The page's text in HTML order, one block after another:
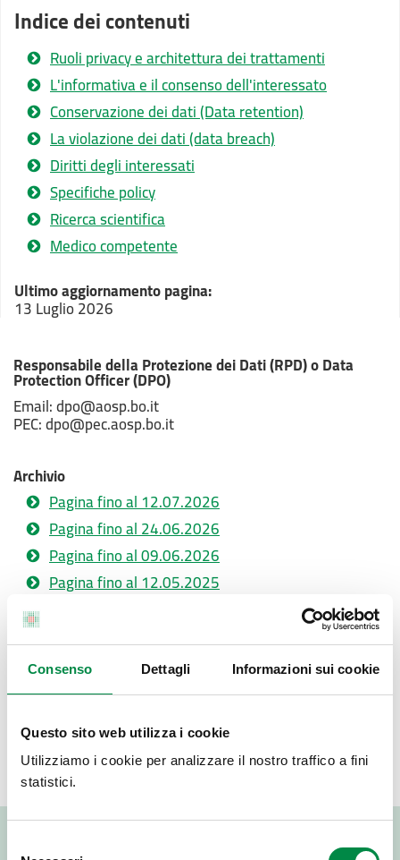
Consenso Dettagli Informazioni sui cookie
Questo sito web utilizza i cookie
Utilizziamo i cookie per analizzare il nostro traffico a fini
statistici.
Indice dei contenuti
Ruoli privacy e architettura dei trattamenti
L'informativa e il consenso dell'interessato
Conservazione dei dati (Data retention)
La violazione dei dati (data breach)
Diritti degli interessati
Specifiche policy
Ricerca scientifica
Medico competente
Ultimo aggiornamento pagina:
13 Luglio 2026
Responsabile della Protezione dei Dati (RPD) o Data
Protection Officer (DPO)
Email: dpo@aosp.bo.it
PEC: dpo@pec.aosp.bo.it
Archivio
Pagina fino al 12.07.2026
Pagina fino al 24.06.2026
Pagina fino al 09.06.2026
Pagina fino al 12.05.2025
Pagina fino al 07.10.2021
Pagina fino al 23.03.2019
Pagina fino al 24.05.2018
Pagina fino al 04.07.2018
Valuta questo sito: